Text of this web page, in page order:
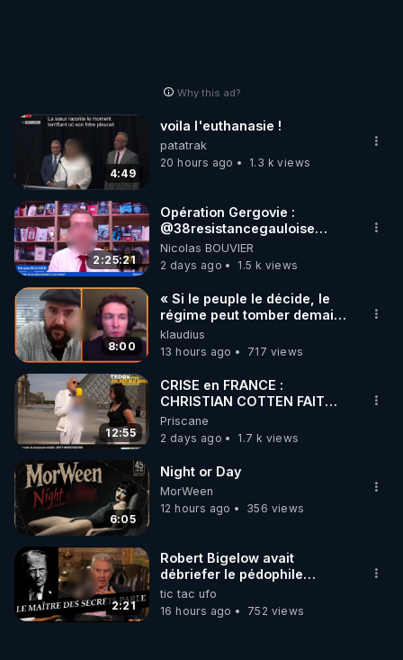
Why this ad?
4:49
voila l'euthanasie !
patatrak
20 hours ago
1.3 k views
2:25:21
Opération Gergovie :
‪@38resistancegauloise‬
‪@MarionSigautOfficiel‬
‪@gladysriifard5710‬ Laëtitia
Nicolas BOUVIER
2 days ago
1.5 k views
8:00
« Si le peuple le décide, le
régime peut tomber demain !
»
klaudius
13 hours ago
717 views
12:55
CRISE en FRANCE :
CHRISTIAN COTTEN FAIT
une étrange découverte
Priscane
2 days ago
1.7 k views
6:05
Night or Day
MorWeen
12 hours ago
356 views
2:21
Robert Bigelow avait
débriefer le pédophile
génocidaire de donald j
trump
tic tac ufo
16 hours ago
752 views